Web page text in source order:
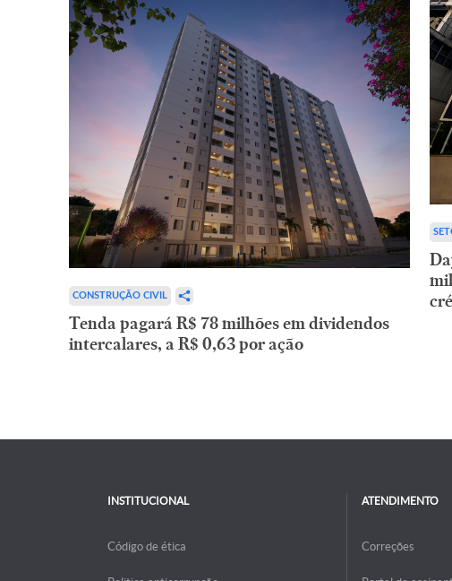
CONSTRUÇÃO CIVIL
Tenda pagará R$ 78 milhões em dividendos
intercalares, a R$ 0,63 por ação
INSTITUCIONAL
Código de ética
ATENDIMENTO
Correções